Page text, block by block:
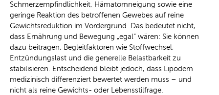
Schmerzempfindlichkeit, Hämatomneigung sowie eine
geringe Reaktion des betroffenen Gewebes auf reine
Gewichtsreduktion im Vordergrund. Das bedeutet nicht,
dass Ernährung und Bewegung „egal“ wären: Sie können
dazu beitragen, Begleitfaktoren wie Stoffwechsel,
Entzündungslast und die generelle Belastbarkeit zu
stabilisieren. Entscheidend bleibt jedoch, dass Lipödem
medizinisch differenziert bewertet werden muss – und
nicht als reine Gewichts- oder Lebensstilfrage.